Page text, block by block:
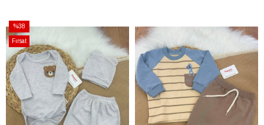
%38
İndirim
%38İndirim
Fırsat
Ürünü